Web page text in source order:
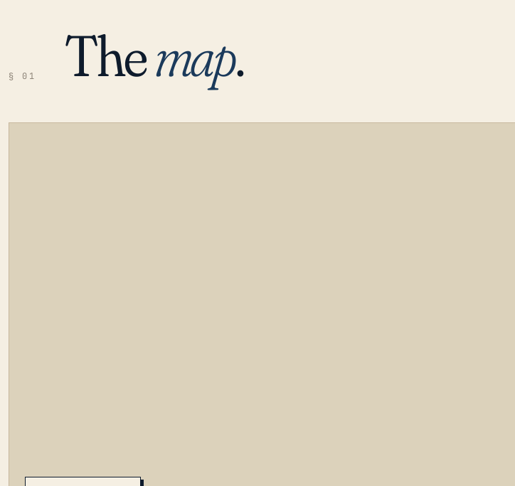
§ 01 Themap.